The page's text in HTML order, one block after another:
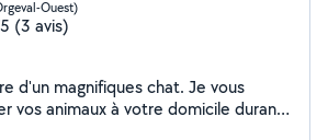
Ouest)
(3 avis)
magnifiques chat. Je vous
vos animaux à votre domicile durant